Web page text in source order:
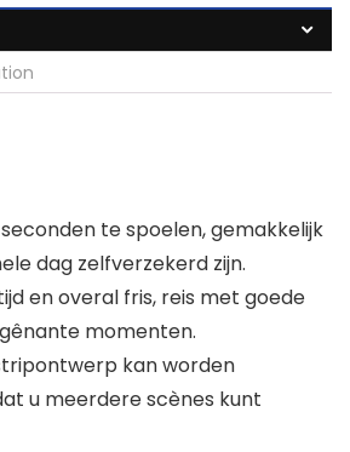
seconden te spoelen, gemakkelijk
dag zelfverzekerd zijn.
en overal fris, reis met goede
momenten.
kan worden
u meerdere scènes kunt